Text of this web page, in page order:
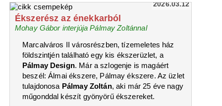
2026.03.12
Ékszerész az énekkarból
Mohay Gábor interjúja Pálmay Zoltánnal
Marcalváros II városrészben, tízemeletes ház
földszintjén található egy kis ékszerüzlet, a
Pálmay Design. Már a szlogenje is magáért
beszél: Álmai ékszere, Pálmay ékszere. Az üzlet
tulajdonosa Pálmay Zoltán, aki már 25 éve nagy
műgonddal készít gyönyörű ékszereket.